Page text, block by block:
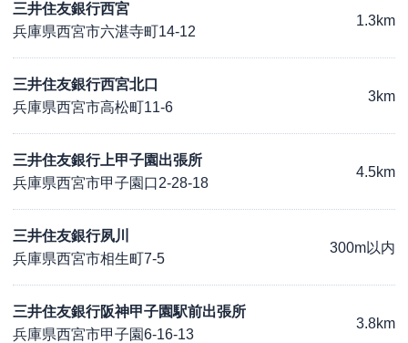
三井住友銀行西宮
兵庫県西宮市六湛寺町14-12
1.3km
三井住友銀行西宮北口
兵庫県西宮市高松町11-6
3km
三井住友銀行上甲子園出張所
兵庫県西宮市甲子園口2-28-18
4.5km
三井住友銀行夙川
兵庫県西宮市相生町7-5
300m以内
三井住友銀行阪神甲子園駅前出張所
兵庫県西宮市甲子園6-16-13
3.8km